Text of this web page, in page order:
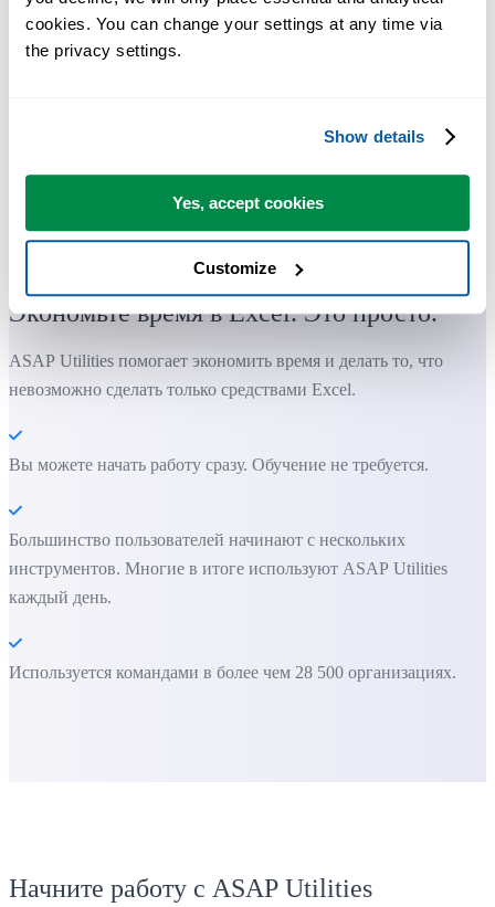
cookies. You can change your settings at any time via
the privacy settings.
Show details
Yes, accept cookies
Customize
Практичные инструменты, которых многим пользователям
не хватает в самом Excel.
Экономьте время в Excel. Это просто.
ASAP Utilities помогает экономить время и делать то, что
невозможно сделать только средствами Excel.
Вы можете начать работу сразу. Обучение не требуется.
Большинство пользователей начинают с нескольких
инструментов. Многие в итоге используют ASAP Utilities
каждый день.
Используется командами в более чем 28 500 организациях.
Начните работу с ASAP Utilities